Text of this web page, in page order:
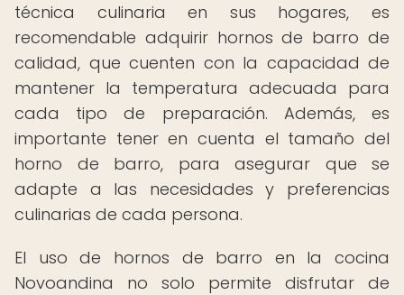
técnica culinaria en sus hogares, es
recomendable adquirir hornos de barro de
calidad, que cuenten con la capacidad de
mantener la temperatura adecuada para
cada tipo de preparación. Además, es
importante tener en cuenta el tamaño del
horno de barro, para asegurar que se
adapte a las necesidades y preferencias
culinarias de cada persona.
El uso de hornos de barro en la cocina
Novoandina no solo permite disfrutar de